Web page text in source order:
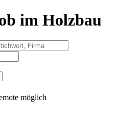
im Holzbau
möglich